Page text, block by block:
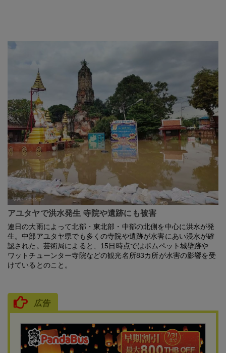
アユタヤで洪水発生 寺院や遺跡にも被害
連日の大雨によって北部・東北部・中部の北側を中心に洪水が発
生。中部アユタヤ県でも多くの寺院や遺跡が水害にあい浸水が確
認された。芸術局によると、15日時点ではポムペット城壁跡や
ワットチューンター寺院などの観光名所83カ所が水害の影響を受
けているとのこと。
広告